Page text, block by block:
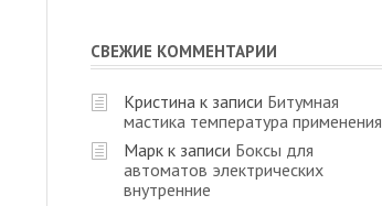
СВЕЖИЕ КОММЕНТАРИИ
Кристина к записи Битумная
мастика температура применения
Марк к записи Боксы для
автоматов электрических
внутренние